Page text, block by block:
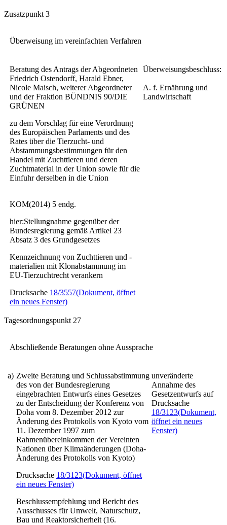
Zusatzpunkt 3
Überweisung im vereinfachten Verfahren
Beratung des Antrags der Abgeordneten
Friedrich Ostendorff, Harald Ebner,
Nicole Maisch, weiterer Abgeordneter
und der Fraktion BÜNDNIS 90/DIE
GRÜNEN
zu dem Vorschlag für eine Verordnung
des Europäischen Parlaments und des
Rates über die Tierzucht- und
Abstammungsbestimmungen für den
Handel mit Zuchttieren und deren
Zuchtmaterial in der Union sowie für die
Einfuhr derselben in die Union
KOM(2014) 5 endg.
hier:Stellungnahme gegenüber der
Bundesregierung gemäß Artikel 23
Absatz 3 des Grundgesetzes
Kennzeichnung von Zuchttieren und -
materialien mit Klonabstammung im
EU-Tierzuchtrecht verankern
Drucksache 18/3557(Dokument, öffnet
ein neues Fenster)
Überweisungsbeschluss:
A. f. Ernährung und
Landwirtschaft
Tagesordnungspunkt 27
Abschließende Beratungen ohne Aussprache
a) Zweite Beratung und Schlussabstimmung
des von der Bundesregierung
eingebrachten Entwurfs eines Gesetzes
zu der Entscheidung der Konferenz von
Doha vom 8. Dezember 2012 zur
Änderung des Protokolls von Kyoto vom
11. Dezember 1997 zum
Rahmenübereinkommen der Vereinten
Nationen über Klimaänderungen (Doha-
Änderung des Protokolls von Kyoto)
Drucksache 18/3123(Dokument, öffnet
ein neues Fenster)
Beschlussempfehlung und Bericht des
Ausschusses für Umwelt, Naturschutz,
Bau und Reaktorsicherheit (16.
unveränderte
Annahme des
Gesetzentwurfs auf
Drucksache
18/3123(Dokument,
öffnet ein neues
Fenster)